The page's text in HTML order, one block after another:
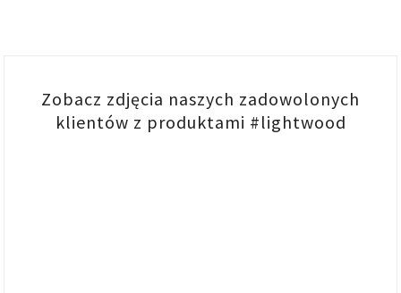
Zobacz zdjęcia naszych zadowolonych
klientów z produktami #lightwood